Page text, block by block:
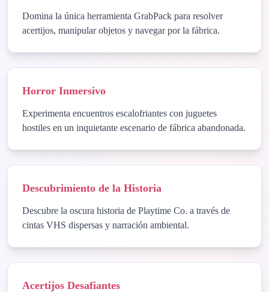
Domina la única herramienta GrabPack para resolver
acertijos, manipular objetos y navegar por la fábrica.
Horror Inmersivo
Experimenta encuentros escalofriantes con juguetes
hostiles en un inquietante escenario de fábrica abandonada.
Descubrimiento de la Historia
Descubre la oscura historia de Playtime Co. a través de
cintas VHS dispersas y narración ambiental.
Acertijos Desafiantes